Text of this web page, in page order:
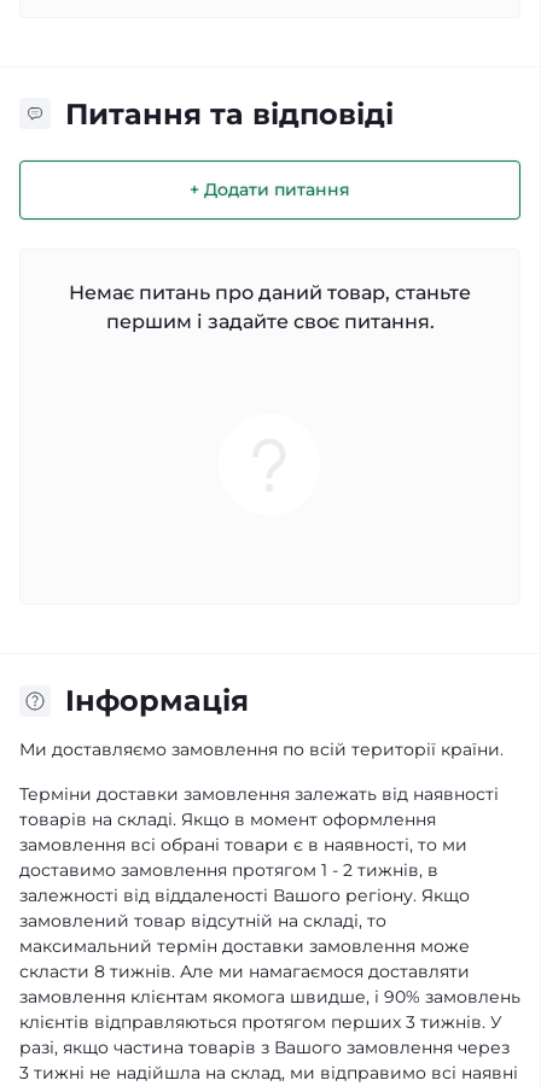
Питання та відповіді
+ Додати питання
Немає питань про даний товар, станьте
першим і задайте своє питання.
Iнформація
Ми доставляємо замовлення по всій території країни.
Терміни доставки замовлення залежать від наявності
товарів на складі. Якщо в момент оформлення
замовлення всі обрані товари є в наявності, то ми
доставимо замовлення протягом 1 - 2 тижнів, в
залежності від віддаленості Вашого регіону. Якщо
замовлений товар відсутній на складі, то
максимальний термін доставки замовлення може
скласти 8 тижнів. Але ми намагаємося доставляти
замовлення клієнтам якомога швидше, і 90% замовлень
клієнтів відправляються протягом перших 3 тижнів. У
разі, якщо частина товарів з Вашого замовлення через
3 тижні не надійшла на склад, ми відправимо всі наявні